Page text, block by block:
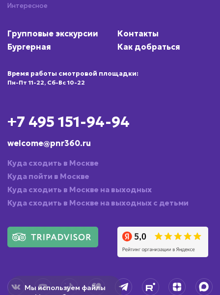
Интересное
Групповые экскурсии
Бургерная
Контакты
Как добраться
Время работы смотровой площадки:
Пн-Пт 11-22, Сб-Вс 10-22
+7 495 151-94-94
welcome@pnr360.ru
Куда сходить в Москве
Куда пойти в Москве
Куда сходить в Москве на выходных
Куда сходить в Москве на выходных с детьми
Мы используем файлы